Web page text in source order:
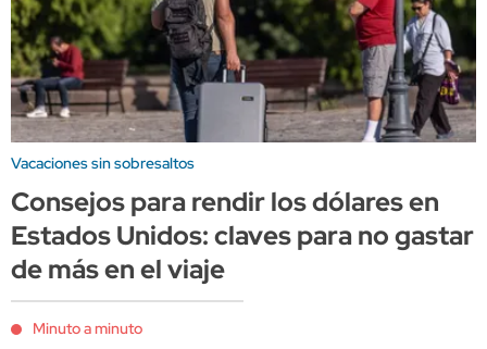
Vacaciones sin sobresaltos
Consejos para rendir los dólares en
Estados Unidos: claves para no gastar
de más en el viaje
Minuto a minuto